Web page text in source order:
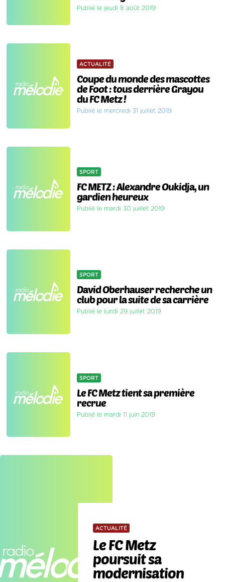
Publié le jeudi 8 août 2019
ACTUALITÉ
Coupe du monde des mascottes
de Foot : tous derrière Grayou
du FC Metz !
Publié le mercredi 31 juillet 2019
SPORT
FC METZ : Alexandre Oukidja, un
gardien heureux
Publié le mardi 30 juillet 2019
SPORT
David Oberhauser recherche un
club pour la suite de sa carrière
Publié le lundi 29 juillet 2019
SPORT
Le FC Metz tient sa première
recrue
Publié le mardi 11 juin 2019
ACTUALITÉ
Le FC Metz
poursuit sa
modernisation